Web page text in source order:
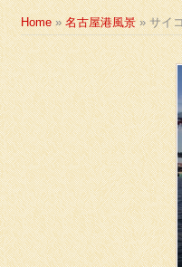
Home»名古屋港風景» サイ